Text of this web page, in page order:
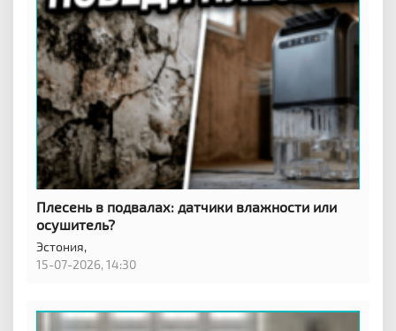
Плесень в подвалах: датчики влажности или
осушитель?
Эстония,
15-07-2026, 14:30